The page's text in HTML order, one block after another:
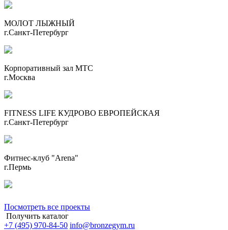
МОЛОТ ЛЫЖНЫЙ
г.Санкт-Петербург
Корпоративный зал МТС
г.Москва
FITNESS LIFE КУДРОВО ЕВРОПЕЙСКАЯ
г.Санкт-Петербург
Фитнес-клуб "Arena"
г.Пермь
Посмотреть все проекты
Получить каталог
+7 (495) 970-84-50 info@bronzegym.ru